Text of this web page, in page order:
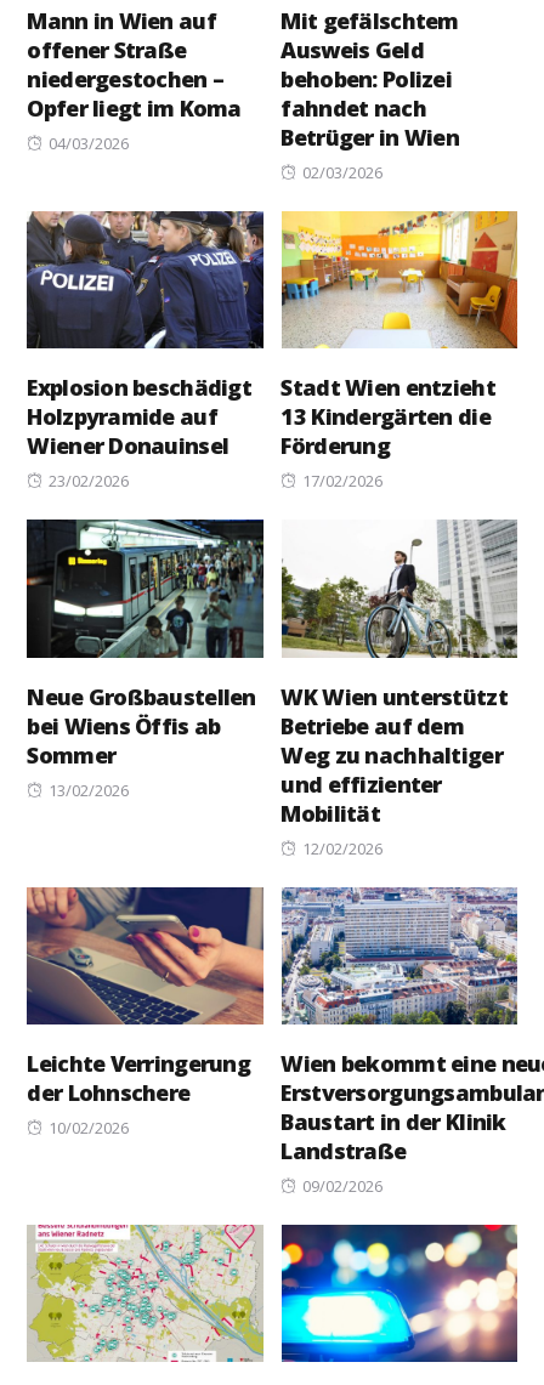
Mann in Wien auf
offener Straße
niedergestochen –
Opfer liegt im Koma
Posted
04/03/2026
Mit gefälschtem
Ausweis Geld
behoben: Polizei
fahndet nach
Betrüger in Wien
Posted
02/03/2026
Explosion beschädigt
Holzpyramide auf
Wiener Donauinsel
Posted
23/02/2026
Stadt Wien entzieht
13 Kindergärten die
Förderung
Posted
17/02/2026
Neue Großbaustellen
bei Wiens Öffis ab
Sommer
Posted
13/02/2026
WK Wien unterstützt
Betriebe auf dem
Weg zu nachhaltiger
und effizienter
Mobilität
Posted
12/02/2026
Leichte Verringerung
der Lohnschere
Posted
10/02/2026
Wien bekommt eine
Baustart in der Klinik
Landstraße
Posted
09/02/2026